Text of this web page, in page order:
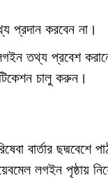
প্রদান করবেন না।
তথ্য প্রবেশ
চালু করুন।
বার্তার
লগইন পৃষ্ঠায়